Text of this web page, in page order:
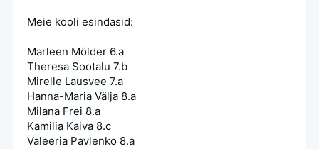
Meie kooli esindasid:
Marleen Mölder 6.a
Theresa Sootalu 7.b
Mirelle Lausvee 7.a
Hanna-Maria Välja 8.a
Milana Frei 8.a
Kamilia Kaiva 8.c
Valeeria Pavlenko 8.a